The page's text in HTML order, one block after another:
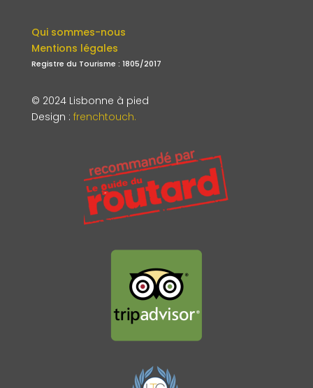
Qui sommes-nous
Mentions légales
Registre du Tourisme : 1805/2017
© 2024 Lisbonne à pied
Design : frenchtouch.